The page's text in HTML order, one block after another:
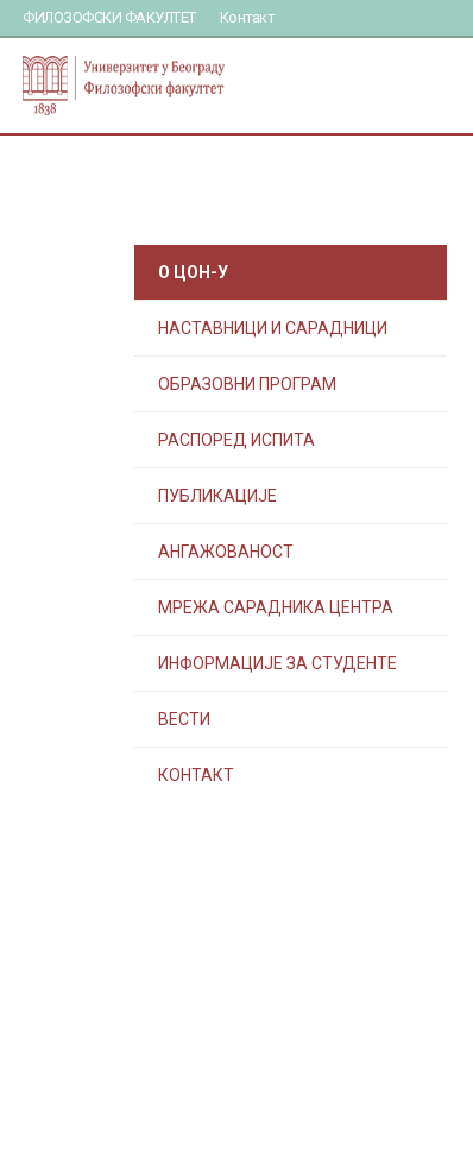
ФИЛОЗОФСКИ ФАКУЛТЕТ Контакт
О ЦОН-У
НАСТАВНИЦИ И САРАДНИЦИ
ОБРАЗОВНИ ПРОГРАМ
РАСПОРЕД ИСПИТА
ПУБЛИКАЦИЈЕ
АНГАЖОВАНОСТ
МРЕЖА САРАДНИКА ЦЕНТРА
ИНФОРМАЦИЈЕ ЗА СТУДЕНТЕ
ВЕСТИ
КОНТАКТ